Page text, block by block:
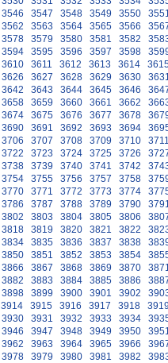
3546 3547 3548 3549 3550
3562 3563 3564 3565 3566
3578 3579 3580 3581 3582
3594 3595 3596 3597 3598
3610 3611 3612 3613 3614
3626 3627 3628 3629 3630
3642 3643 3644 3645 3646
3658 3659 3660 3661 3662
3674 3675 3676 3677 3678
3690 3691 3692 3693 3694
3706 3707 3708 3709 3710
3722 3723 3724 3725 3726
3738 3739 3740 3741 3742
3754 3755 3756 3757 3758
3770 3771 3772 3773 3774
3786 3787 3788 3789 3790
3802 3803 3804 3805 3806
3818 3819 3820 3821 3822
3834 3835 3836 3837 3838
3850 3851 3852 3853 3854
3866 3867 3868 3869 3870
3882 3883 3884 3885 3886
3898 3899 3900 3901 3902
3914 3915 3916 3917 3918
3930 3931 3932 3933 3934
3946 3947 3948 3949 3950
3962 3963 3964 3965 3966
3978 3979 3980 3981 3982